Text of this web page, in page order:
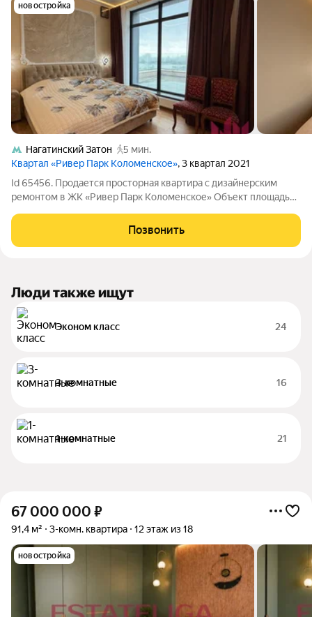
новостройка
Нагатинский Затон
5 мин.
Квартал «Ривер Парк Коломенское», 3 квартал 2021
Id 65456. Продается просторная квартира с дизайнерским
ремонтом в ЖК «Ривер Парк Коломенское» Объект площадью
объекта: - Две отдельные просторные террасы с выходами из
гостиной и спальни -
Позвонить
Люди также ищут
Эконом класс 24
3-комнатные 16
1-комнатные 21
67 000 000 ₽
91,4 м² 3-комн. квартира 12 этаж из 18
новостройка